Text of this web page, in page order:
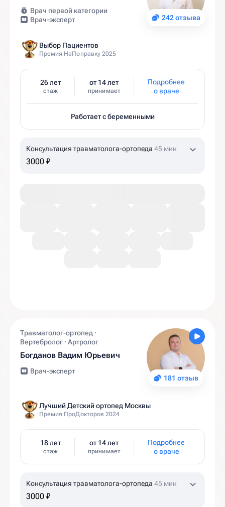
242 отзыва
Врач первой категории
Врач-эксперт
Выбор Пациентов
Премия НаПоправку 2025
26 лет
стаж
от 14 лет
принимает
Подробнее
о враче
Работает с беременными
Консультация травматолога-ортопеда 45 мин
3000 ₽
181 отзыв
Травматолог-ортопед ·
Вертебролог · Артролог
Богданов Вадим Юрьевич
Врач-эксперт
Лучший Детский ортопед Москвы
Премия ПроДокторов 2024
18 лет
стаж
от 14 лет
принимает
Подробнее
о враче
Консультация травматолога-ортопеда 45 мин
3000 ₽